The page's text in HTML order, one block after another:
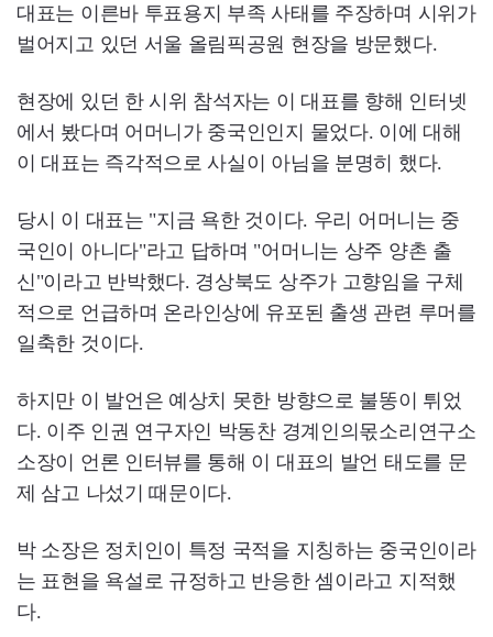
대표는 이른바 투표용지 부족 사태를 주장하며 시위가
벌어지고 있던 서울 올림픽공원 현장을 방문했다.
현장에 있던 한 시위 참석자는 이 대표를 향해 인터넷
에서 봤다며 어머니가 중국인인지 물었다. 이에 대해
이 대표는 즉각적으로 사실이 아님을 분명히 했다.
당시 이 대표는 "지금 욕한 것이다. 우리 어머니는 중
국인이 아니다"라고 답하며 "어머니는 상주 양촌 출
신"이라고 반박했다. 경상북도 상주가 고향임을 구체
적으로 언급하며 온라인상에 유포된 출생 관련 루머를
일축한 것이다.
하지만 이 발언은 예상치 못한 방향으로 불똥이 튀었
다. 이주 인권 연구자인 박동찬 경계인의몫소리연구소
소장이 언론 인터뷰를 통해 이 대표의 발언 태도를 문
제 삼고 나섰기 때문이다.
박 소장은 정치인이 특정 국적을 지칭하는 중국인이라
는 표현을 욕설로 규정하고 반응한 셈이라고 지적했
다.